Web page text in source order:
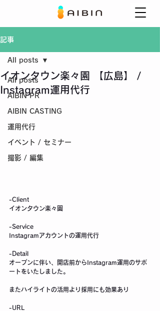
記事
All posts
AIBIN PR
AIBIN CASTING
運用代行
イベント / セミナー
撮影 / 編集
All posts
イオンタウン楽々園 【広島】 /
Instagram運用代行
-Client
イオンタウン楽々園
-Service
Instagramアカウントの運用代行
-Detail
オープンに伴い、開店前からInstagram運用のサポ
ートをいたしました。
またハイライトの活用より採用にも効果あり
-URL